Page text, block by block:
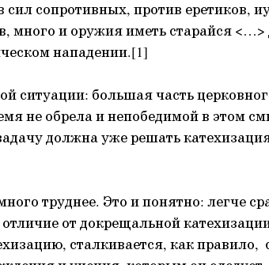
сопротивных, против еретиков,
много и оружия иметь старайся
нападении.[1]
ситуации: большая часть
не обрела и непобедимой в этом
должна уже решать
труднее. Это и понятно: легче
от докрещальной
сталкивается, как правило,